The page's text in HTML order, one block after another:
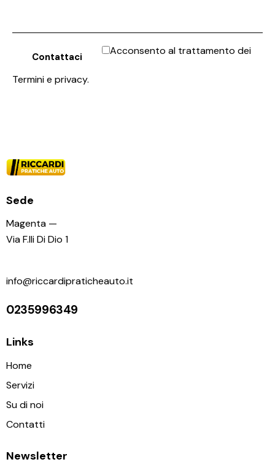
Acconsento al trattamento dei
Termini e privacy.
Sede
Magenta —
Via F.lli Di Dio 1
info@riccardipraticheauto.it
0235996349
Links
Home
Servizi
Su di noi
Contatti
Newsletter